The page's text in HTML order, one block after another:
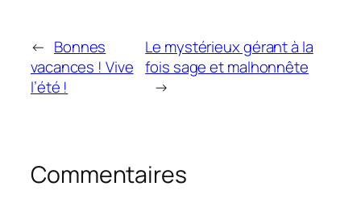
← Bonnes
vacances ! Vive
l’été !
Le mystérieux gérant à la
fois sage et malhonnête
→
Commentaires